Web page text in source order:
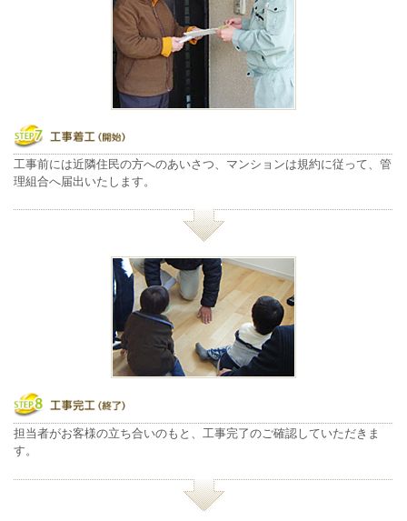
工事前には近隣住民の方へのあいさつ、マンションは規約に従って、管
理組合へ届出いたします。
担当者がお客様の立ち合いのもと、工事完了のご確認していただきま
す。